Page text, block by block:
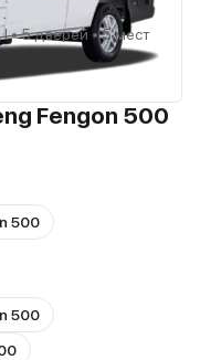
• 5 дверей • 5 мест
Fengon 500
500
500